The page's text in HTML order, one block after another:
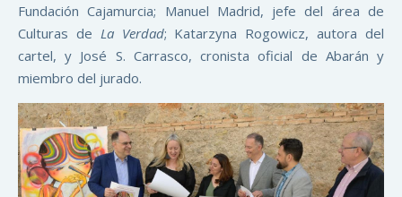
Fundación Cajamurcia; Manuel Madrid, jefe del área de
Culturas de La Verdad; Katarzyna Rogowicz, autora del
cartel, y José S. Carrasco, cronista oficial de Abarán y
miembro del jurado.